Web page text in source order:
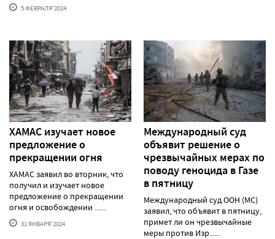
5 ФЕВРАЛЯ'2024
ХАМАС изучает новое
предложение о
прекращении огня
ХАМАС заявил во вторник, что
получил и изучает новое
предложение о прекращении
огня и освобождении ......
31 ЯНВАРЯ'2024
Международный суд
объявит решение о
чрезвычайных мерах по
поводу геноцида в Газе
в пятницу
Международный суд ООН (МС)
заявил, что объявит в пятницу,
примет ли он чрезвычайные
меры против Изр......